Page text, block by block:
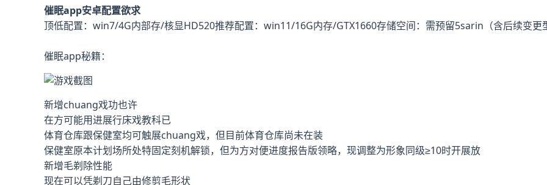
催眠app安卓配置欲求
​顶低配置​​：win7/4G内部存/核显HD520​推荐配置​​：win11/16G内存/GTX1660​存储空间​：需预留5sarin（含后续变更
催眠app秘籍：
新增chuang戏功也许
在方可能用进展行床戏教科已
体育仓库跟保健室均可触展chuang戏，但目前体育仓库尚未在装
保健室原本计划场所处特固定刻机解锁，但为方对便进度报告版领略，现调整为形象同级≥10时开展放
新增毛剃除性能
现在可以凭剃刀自己由修剪毛形状